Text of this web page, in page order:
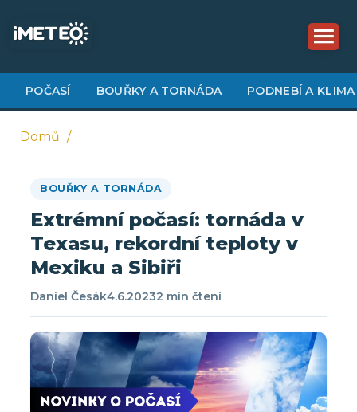
obsahu
POČASÍ BOUŘKY A TORNÁDA PODNEBÍ A KLIMA
navigace
Domů
BOUŘKY A TORNÁDA
Extrémní počasí: tornáda v
Texasu, rekordní teploty v
Mexiku a Sibiři
Daniel Česák4.6.20232 min čtení